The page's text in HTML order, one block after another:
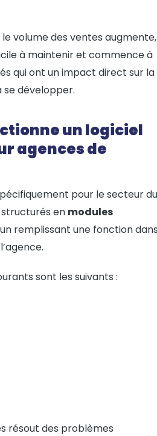
volume des ventes augmente,
à maintenir et commence à
qui ont un impact direct sur la
se développer.
un logiciel
agences de
pour le secteur du
en modules
remplissant une fonction
sont les suivants :
résout des problèmes